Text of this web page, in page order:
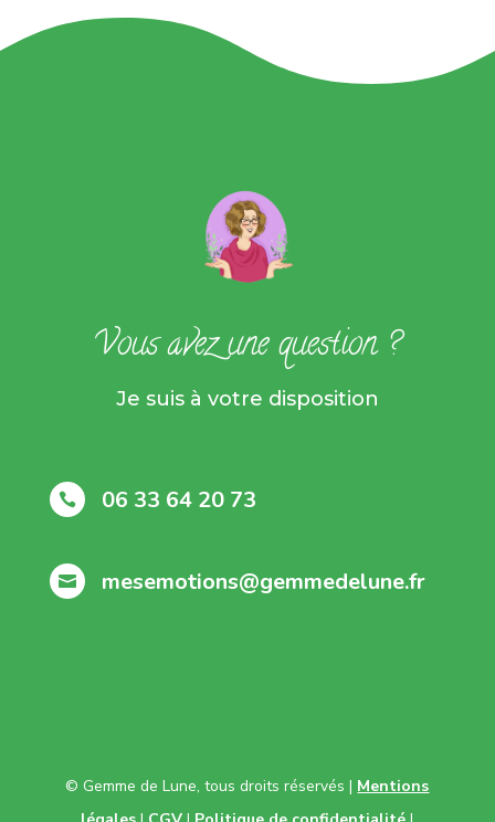
Vous avez une question ?
Je suis à votre disposition
 06 33 64 20 73
 mesemotions@gemmedelune.fr
© Gemme de Lune, tous droits réservés | Mentions